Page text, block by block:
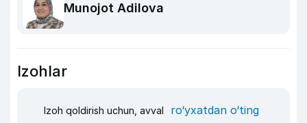
Munojot Adilova
Izohlar
Izoh qoldirish uchun, avval ro‘yxatdan o‘ting